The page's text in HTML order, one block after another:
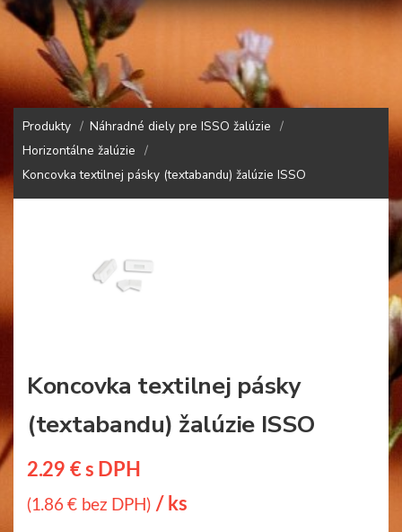
Produkty
Náhradné diely pre ISSO žalúzie
Horizontálne žalúzie
Koncovka textilnej pásky (textabandu) žalúzie ISSO
Koncovka textilnej pásky
(textabandu) žalúzie ISSO
2.29 € s DPH
(1.86 € bez DPH) / ks